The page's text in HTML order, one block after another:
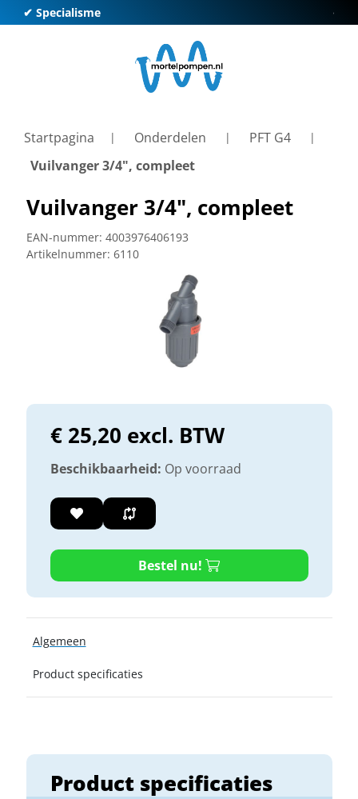
✔ Specialisme ✔
Startpagina Onderdelen
PFT G4
Vuilvanger 3/4", compleet
Product specificaties
Vuilvanger 3/4", compleet
EAN-nummer: 4003976406193
Artikelnummer: 6110
€ 25,20 excl. BTW
Beschikbaarheid: Op voorraad
Bestel nu!
Algemeen
Product specificaties